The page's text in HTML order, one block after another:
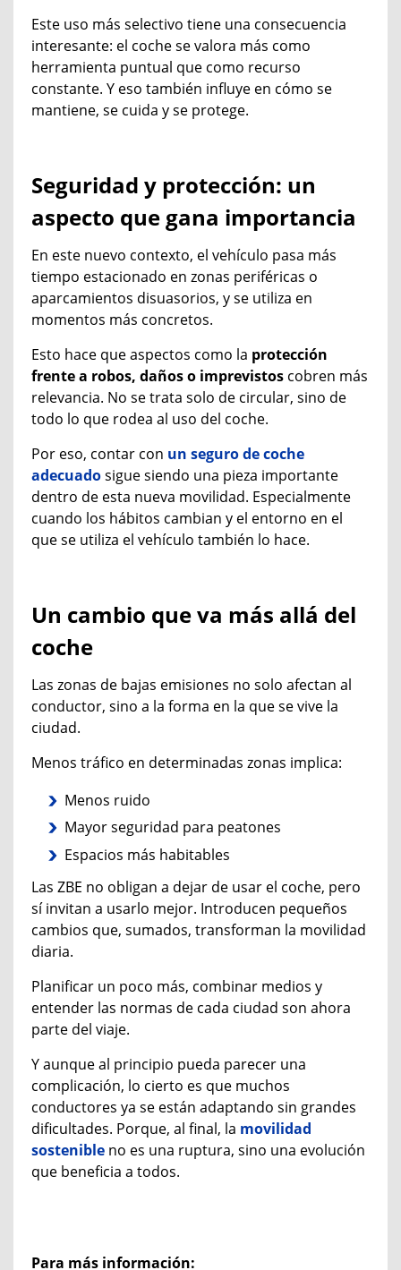
Este uso más selectivo tiene una consecuencia
interesante: el coche se valora más como
herramienta puntual que como recurso
constante. Y eso también influye en cómo se
mantiene, se cuida y se protege.
Seguridad y protección: un
aspecto que gana importancia
En este nuevo contexto, el vehículo pasa más
tiempo estacionado en zonas periféricas o
aparcamientos disuasorios, y se utiliza en
momentos más concretos.
Esto hace que aspectos como la protección
frente a robos, daños o imprevistos cobren más
relevancia. No se trata solo de circular, sino de
todo lo que rodea al uso del coche.
Por eso, contar con un segurode coche
adecuadosigue siendo una pieza importante
dentro de esta nueva movilidad. Especialmente
cuando los hábitos cambian y el entorno en el
que se utiliza el vehículo también lo hace.
Un cambio que va más allá del
coche
Las zonas de bajas emisiones no solo afectan al
conductor, sino a la forma en la que se vive la
ciudad.
Menos tráfico en determinadas zonas implica:
Menos ruido
Mayor seguridad para peatones
Espacios más habitables
Las ZBE no obligan a dejar de usar el coche, pero
sí invitan a usarlo mejor. Introducen pequeños
cambios que, sumados, transforman la movilidad
diaria.
Planificar un poco más, combinar medios y
entender las normas de cada ciudad son ahora
parte del viaje.
Y aunque al principio pueda parecer una
complicación, lo cierto es que muchos
conductores ya se están adaptando sin grandes
dificultades. Porque, al final, la movilidad
sostenible no es una ruptura, sino una evolución
que beneficia a todos.
Para más información: